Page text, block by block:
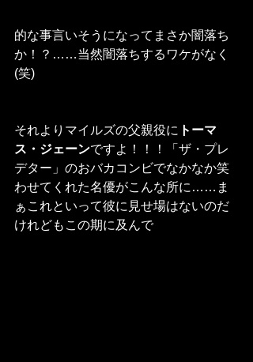
的な事言いそうになってまさか闇落ち
か！？……当然闇落ちするワケがなく
(笑)
それよりマイルズの父親役に トーマ
ス・ジェーンですよ！！！「ザ・プレ
デター」のおバカコンビでなかなか笑
わせてくれた名優がこんな所に……ま
ぁこれといって彼に見せ場はないのだ
けれどもこの期に及んで